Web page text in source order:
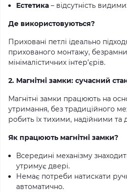
Естетика – відсутність
Де використовуються?
Приховані петлі ідеально
прихованого монтажу,
мінімалістичних інтер’єрів.
2. Магнітні замки: сучасний
Магнітні замки працюють на
утримання, без традиційного
робить їх тихими, надійними та
Як працюють магнітні замки?
Всередині механізму
утримує двері.
Немає потреби натискати
автоматично.